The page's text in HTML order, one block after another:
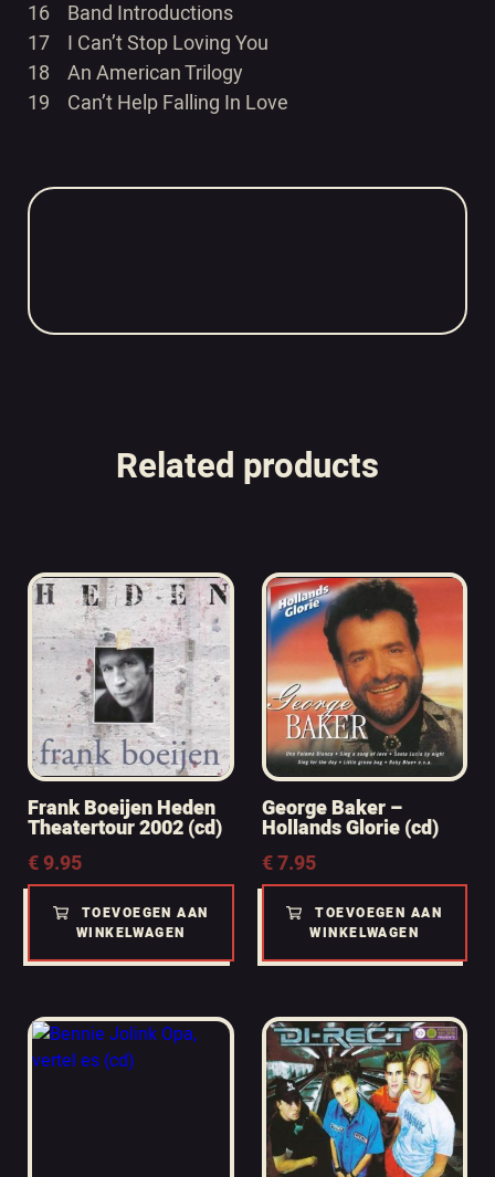
16 Band Introductions
17 I Can’t Stop Loving You
18 An American Trilogy
19 Can’t Help Falling In Love
Related products
Frank Boeijen Heden
Theatertour 2002 (cd)
€9.95
TOEVOEGEN AAN
WINKELWAGEN
George Baker –
Hollands Glorie (cd)
€7.95
TOEVOEGEN AAN
WINKELWAGEN